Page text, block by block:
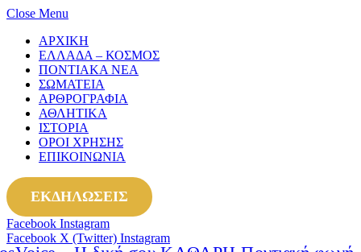
Close Menu
ΑΡΧΙΚΗ
ΕΛΛΑΔΑ – ΚΟΣΜΟΣ
ΠΟΝΤΙΑΚΑ ΝΕΑ
ΣΩΜΑΤΕΙΑ
ΑΡΘΡΟΓΡΑΦΙΑ
ΑΘΛΗΤΙΚΑ
ΙΣΤΟΡΙΑ
ΟΡΟΙ ΧΡΗΣΗΣ
ΕΠΙΚΟΙΝΩΝΙΑ
ΕΚΔΗΛΩΣΕΙΣ
Facebook Instagram
Facebook X (Twitter) Instagram